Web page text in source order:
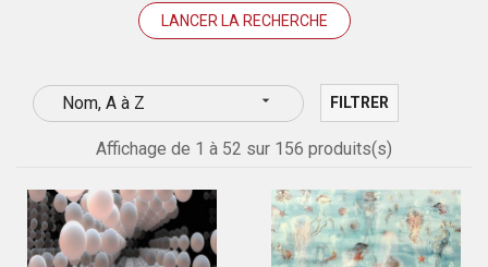
Nom, A à Z  FILTRER
Affichage de 1 à 52 sur 156 produits(s)